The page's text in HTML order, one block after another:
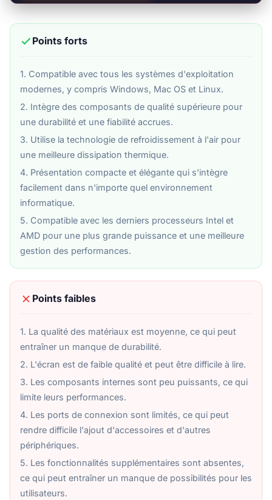
Points forts
1. Compatible avec tous les systèmes d'exploitation
modernes, y compris Windows, Mac OS et Linux.
2. Intègre des composants de qualité supérieure pour
une durabilité et une fiabilité accrues.
3. Utilise la technologie de refroidissement à l'air pour
une meilleure dissipation thermique.
4. Présentation compacte et élégante qui s'intègre
facilement dans n'importe quel environnement
informatique.
5. Compatible avec les derniers processeurs Intel et
AMD pour une plus grande puissance et une meilleure
gestion des performances.
Points faibles
1. La qualité des matériaux est moyenne, ce qui peut
entraîner un manque de durabilité.
2. L'écran est de faible qualité et peut être difficile à lire.
3. Les composants internes sont peu puissants, ce qui
limite leurs performances.
4. Les ports de connexion sont limités, ce qui peut
rendre difficile l'ajout d'accessoires et d'autres
périphériques.
5. Les fonctionnalités supplémentaires sont absentes,
ce qui peut entraîner un manque de possibilités pour les
utilisateurs.